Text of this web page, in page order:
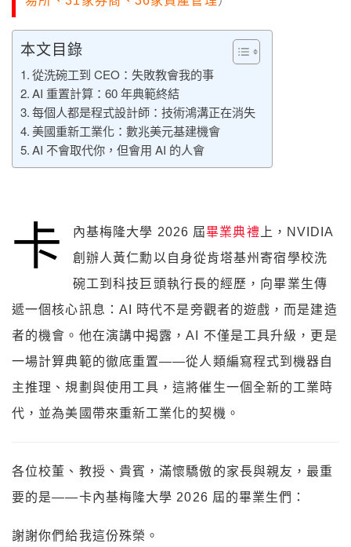
本文目錄
從洗碗工到 CEO：失敗教會我的事
AI 重置計算：60 年典範終結
每個人都是程式設計師：技術鴻溝正在消失
美國重新工業化：數兆美元基建機會
AI 不會取代你，但會用 AI 的人會
卡 內基梅隆大學 2026 屆畢業典禮 上，NVIDIA
創辦人黃仁勳以自身從肯塔基州寄宿學校洗
碗工到科技巨頭執行長的經歷，向畢業生傳
遞一個核心訊息：AI 時代不是旁觀者的遊戲，而是建造
者的機會。他在演講中揭露，AI 不僅是工具升級，更是
一場計算典範的徹底重置——從人類編寫程式到機器自
主推理、規劃與使用工具，這將催生一個全新的工業時
代，並為美國帶來重新工業化的契機。
各位校董、教授、貴賓，滿懷驕傲的家長與親友，最重
要的是——卡內基梅隆大學 2026 屆的畢業生們：
謝謝你們給我這份殊榮。